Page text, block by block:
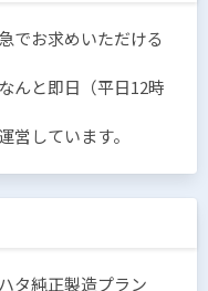
でお求めいただける
んと即日（平日12時
営しています。
タ純正製造プラン